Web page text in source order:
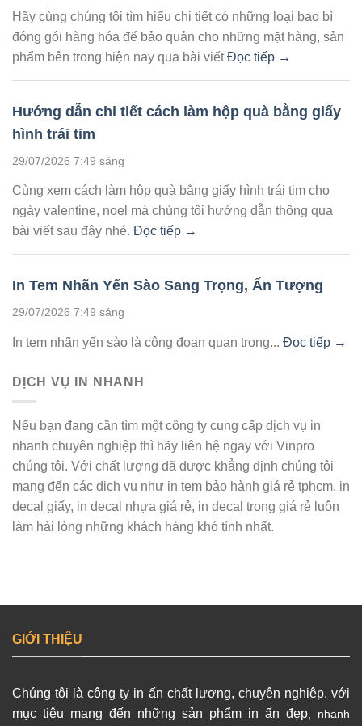
Hãy cùng chúng tôi tìm hiểu chi tiết có những loại bao bì
đóng gói hàng hóa để bảo quản cho những mặt hàng, sản
phẩm bên trong hiện nay qua bài viếtĐọc tiếp →
Hướng dẫn chi tiết cách làm hộp quà bằng giấy
hình trái tim
29/07/2026 7:49 sáng
Cùng xem cách làm hộp quà bằng giấy hình trái tim cho
ngày valentine, noel mà chúng tôi hướng dẫn thông qua
bài viết sau đây nhé. Đọc tiếp →
In Tem Nhãn Yến Sào Sang Trọng, Ấn Tượng
29/07/2026 7:49 sáng
In tem nhãn yến sào là công đoạn quan trọng... Đọc tiếp →
DỊCH VỤ IN NHANH
Nếu bạn đang cần tìm một công ty cung cấp dịch vụ in
nhanh chuyên nghiệp thì hãy liên hệ ngay với Vinpro
chúng tôi. Với chất lượng đã được khẳng định chúng tôi
mang đến các dịch vụ như in tem bảo hành giá rẻ tphcm, in
decal giấy, in decal nhựa giá rẻ, in decal trong giá rẻ luôn
làm hài lòng những khách hàng khó tính nhất.
GIỚI THIỆU
Chúng tôi là công ty in ấn chất lượng, chuyên nghiệp, với
mục tiêu mang đến những sản phẩm in ấn đẹp , nhanh